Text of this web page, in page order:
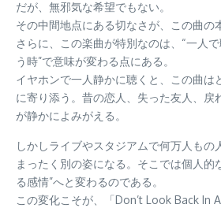
だが、無邪気な希望でもない。
その中間地点にある切なさが、この曲の
さらに、この楽曲が特別なのは、“一人
う時”で意味が変わる点にある。
イヤホンで一人静かに聴くと、この曲は
に寄り添う。昔の恋人、失った友人、
が静かによみがえる。
しかしライブやスタジアムで何万人もの
まったく別の姿になる。そこでは個人的
る感情”へと変わるのである。
この変化こそが、「Don’t Look Back In